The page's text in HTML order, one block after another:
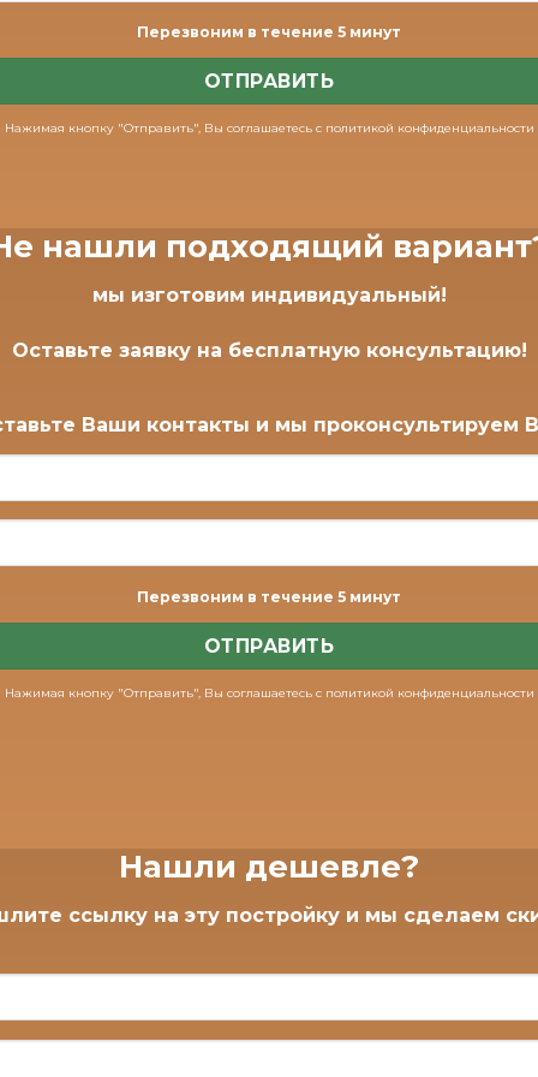
Перезвоним в течение 5 минут
Нажимая кнопку "Отправить", Вы соглашаетесь с политикой конфиденциальности
нашли подходящий
мы изготовим индивидуальный!
Оставьте заявку на бесплатнуюконсультацию!
Ваши контакты и мы проконсультируем
Перезвоним в течение 5 минут
Нажимая кнопку "Отправить", Вы соглашаетесь с политикой конфиденциальности
Нашли дешевле?
ссылку на эту постройку и мы сделаем